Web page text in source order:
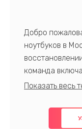
Добро
ноутбуков в
команда
предлагаем